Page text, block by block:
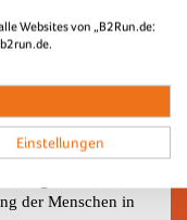
aufzunehmen.
den
der Menschen in
Websites von „B2Run.de:
Einstellungen